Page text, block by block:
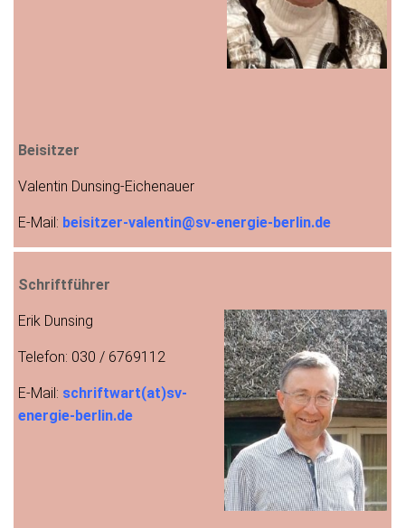
Beisitzer
Valentin Dunsing-Eichenauer
E-Mail: beisitzer-valentin@sv-energie-berlin.de
Schriftführer
Erik Dunsing
Telefon: 030 / 6769112
E-Mail: schriftwart(at)sv-
energie-berlin.de